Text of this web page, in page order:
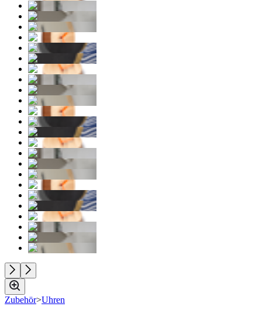
Zubehör>Uhren